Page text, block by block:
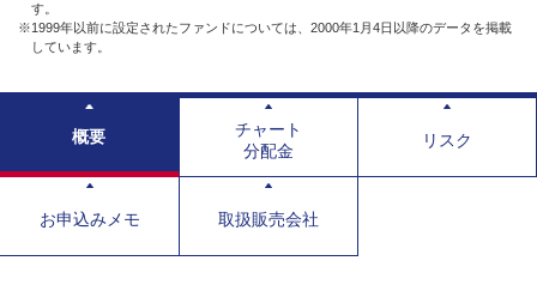
す。
※1999年以前に設定されたファンドについては、2000年1月4日以降のデータを掲載
しています。
概要
チャート
分配金
リスク
お申込みメモ 取扱販売会社